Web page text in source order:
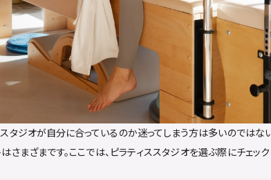
タジオが自分に合っているのか迷ってしまう方は多いのではない
さまざまです。ここでは、ピラティススタジオを選ぶ際にチェッ